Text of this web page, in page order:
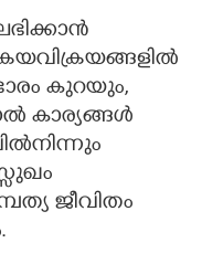
കുറയും,
കാര്യങ്ങൾ
ജീവിതം